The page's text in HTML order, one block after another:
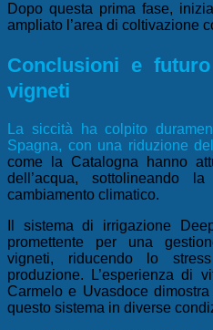
Dopo questa prima fase,
ampliato l’area di coltivazione
Conclusioni e
vigneti
La siccità ha colpito
Spagna, con una riduzione
come la Catalogna hanno
dell’acqua, sottolineando
cambiamento climatico.
Il sistema di irrigazione
promettente per una
vigneti, riducendo lo
produzione. L’esperienza di
Carmelo e Uvasdoce
questo sistema in diverse